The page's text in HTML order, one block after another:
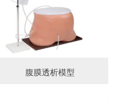
腹膜透析模型